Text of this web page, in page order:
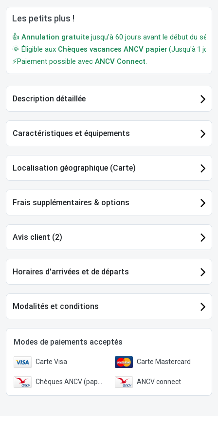
Les petits plus !
👍 Annulation gratuite jusqu'à 60 jours avant le début du
🌞 Éligible aux Chèques vacances ANCV papier (Jusqu'à 1 jour
⚡Paiement possible avec ANCV Connect.
Description détaillée
Caractéristiques et équipements
Localisation géographique (Carte)
Frais supplémentaires & options
Avis client (2)
Horaires d'arrivées et de départs
Modalités et conditions
Modes de paiements acceptés
Carte Visa Carte Mastercard
Chèques ANCV (papier) ANCV connect